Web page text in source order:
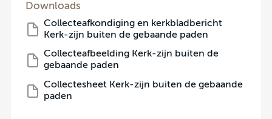
Downloads
Collecteafkondiging en kerkbladbericht
Kerk-zijn buiten de gebaande paden
Collecteafbeelding Kerk-zijn buiten de
gebaande paden
Collectesheet Kerk-zijn buiten de gebaande
paden